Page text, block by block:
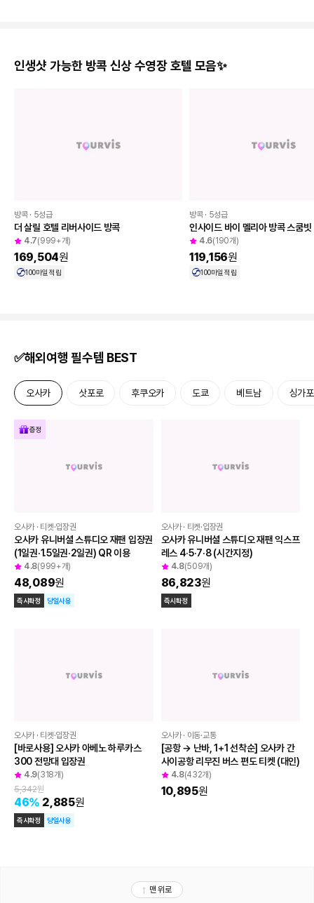
인생샷 가능한 방콕 신상 수영장 호텔 모음✨
방콕 · 5성급
더 살릴 호텔 리버사이드 방콕
4.7(999+개)
169,504원
100마일 적립
방콕 · 5성급
인사이드 바이 멜리아 방콕 스쿰빗
4.6(190개)
119,156원
100마일 적립
✅해외여행 필수템 BEST
오사카 삿포로 후쿠오카 도쿄 베트남 싱가
증정
오사카 · 티켓·입장권
오사카 유니버셜 스튜디오 재팬 입장권
(1일권·1.5일권·2일권) QR 이용
4.8(999+개)
48,089원
즉시확정 당일사용
오사카 · 티켓·입장권
오사카 유니버셜 스튜디오 재팬 익스프
레스 4·5·7·8 (시간지정)
4.8(509개)
86,823원
즉시확정
오사카 · 티켓·입장권
[바로사용] 오사카 아베노 하루카스
300 전망대 입장권
4.9(318개)
5,342원
46% 2,885원
즉시확정 당일사용
오사카 · 이동·교통
[공항 → 난바, 1+1 선착순] 오사카 간
사이공항 리무진 버스 편도 티켓 (대인)
4.8(432개)
10,895원
맨 위로